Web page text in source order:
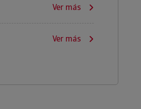
Ver más
Ver más